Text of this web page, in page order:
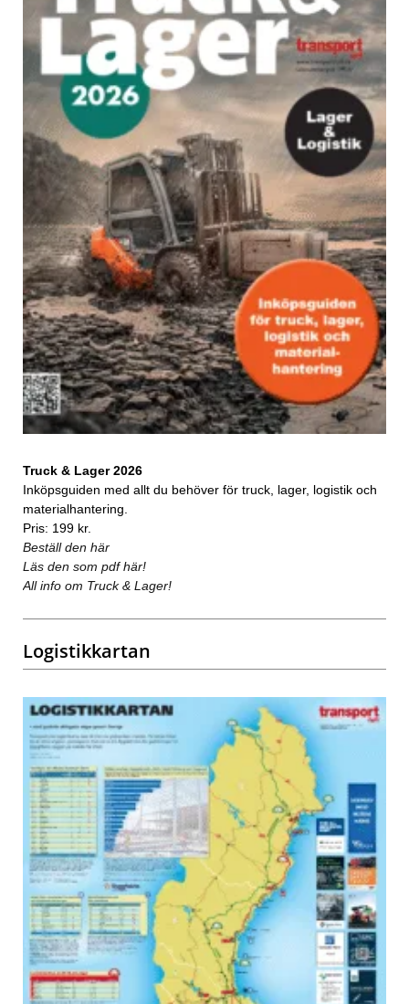
Truck & Lager 2026
Inköpsguiden med allt du behöver för truck, lager, logistik och
materialhantering.
Pris: 199 kr.
Beställ den här
Läs den som pdf här!
All info om Truck & Lager!
Logistikkartan